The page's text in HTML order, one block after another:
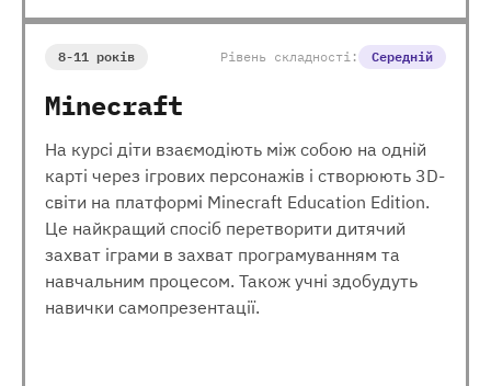
8-11 років Рівень складності: Середній
Minecraft
На курсі діти взаємодіють між собою на одній
карті через ігрових персонажів і створюють 3D-
світи на платформі Minecraft Education Edition.
Це найкращий спосіб перетворити дитячий
захват іграми в захват програмуванням та
навчальним процесом. Також учні здобудуть
навички самопрезентації.